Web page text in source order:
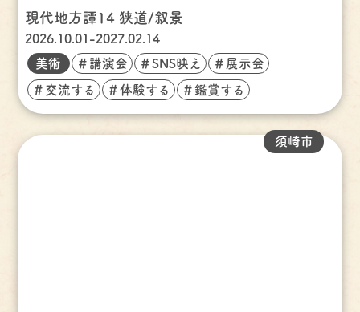
現代地方譚14 狭道/叙景
2026.10.01-2027.02.14
美術 ＃講演会 ＃SNS映え ＃展示会
＃交流する ＃体験する ＃鑑賞する
須崎市